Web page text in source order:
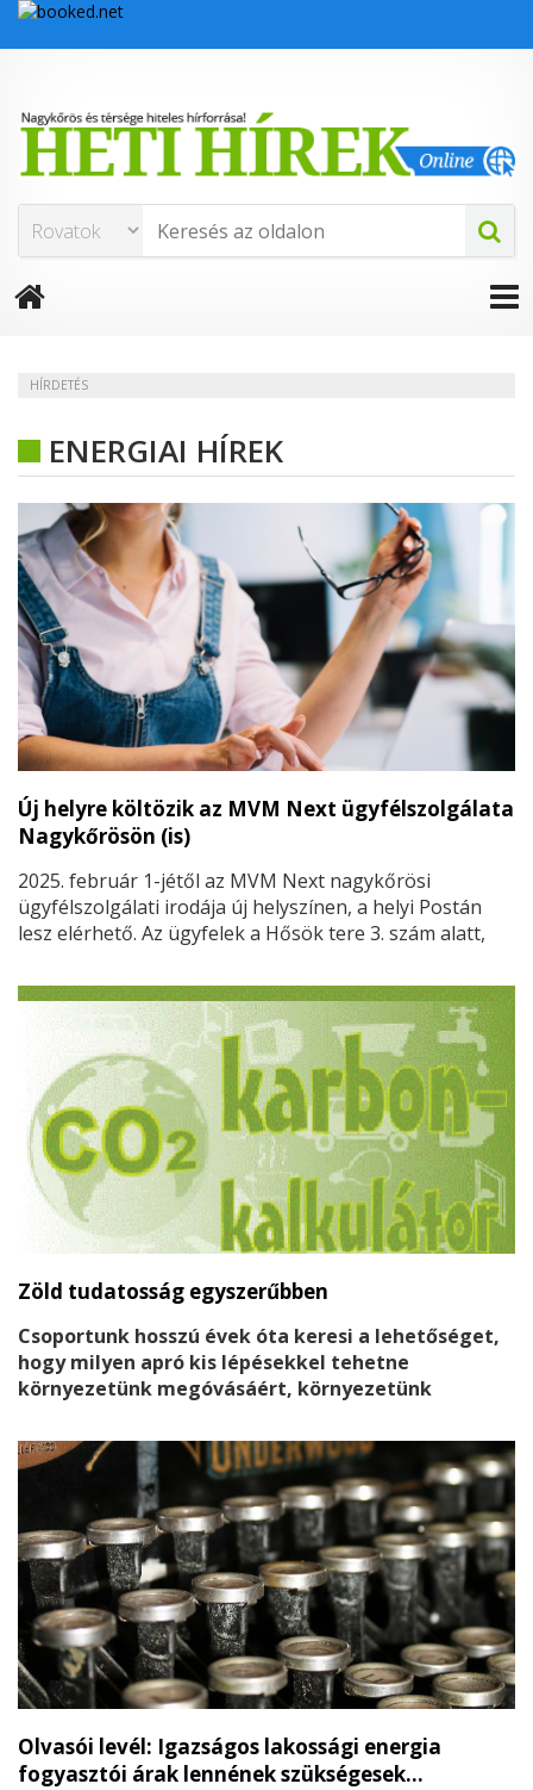
HÍRDETÉS
ENERGIAI HÍREK
Új helyre költözik az MVM Next ügyfélszolgálata
Nagykőrösön (is)
2025. február 1-jétől az MVM Next nagykőrösi
ügyfélszolgálati irodája új helyszínen, a helyi Postán
lesz elérhető. Az ügyfelek a Hősök tere 3. szám alatt,
alábbiakban minden fontos információt
összegyűjtöttünk a változásról.
Zöld tudatosság egyszerűbben
Csoportunk hosszú évek óta keresi a lehetőséget,
hogy milyen apró kis lépésekkel tehetne
környezetünk megóvásáért, környezetünk
harmadik alkalommal az E.on Eenergiközösségek
programhoz.
Olvasói levél: Igazságos lakossági energia
fogyasztói árak lennének szükségesek…